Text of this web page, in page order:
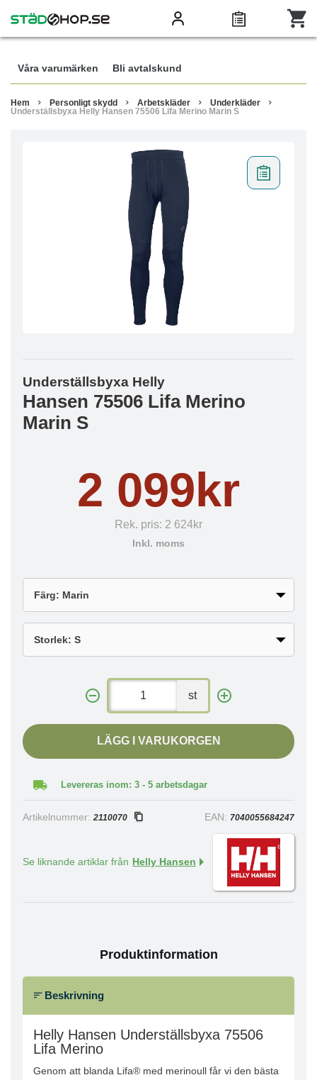
Våra varumärken Bli avtalskund
Hem Personligt skydd Arbetskläder
Underkläder
Underställsbyxa Helly Hansen 75506 Lifa Merino Marin S
Underställsbyxa Helly
Hansen 75506 Lifa Merino
Marin S
2 099kr
Rek. pris: 2 624kr
Inkl. moms
st
LÄGG I VARUKORGEN
Levereras inom: 3 - 5 arbetsdagar
Artikelnummer: 2110070 EAN: 7040055684247
Se liknande artiklar från Helly Hansen
Produktinformation
Beskrivning
Helly Hansen Underställsbyxa 75506
Lifa Merino
Genom att blanda Lifa® med merinoull får vi den bästa